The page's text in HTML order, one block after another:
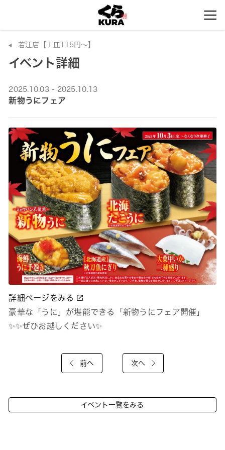
若江店【１皿115円～】
イベント詳細
2025.10.03 - 2025.10.13
新物うにフェア
詳細ページをみる
豪華な「うに」が堪能できる「新物うにフェア開催」
✨✨ぜひお越しください✨
前へ 次へ
イベント一覧をみる